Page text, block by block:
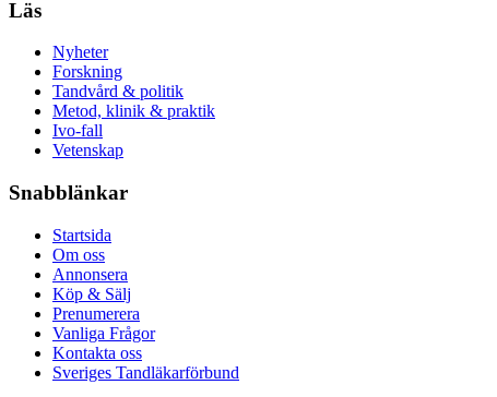
Läs
Nyheter
Forskning
Tandvård & politik
Metod, klinik & praktik
Ivo-fall
Vetenskap
Snabblänkar
Startsida
Om oss
Annonsera
Köp & Sälj
Prenumerera
Vanliga Frågor
Kontakta oss
Sveriges Tandläkarförbund